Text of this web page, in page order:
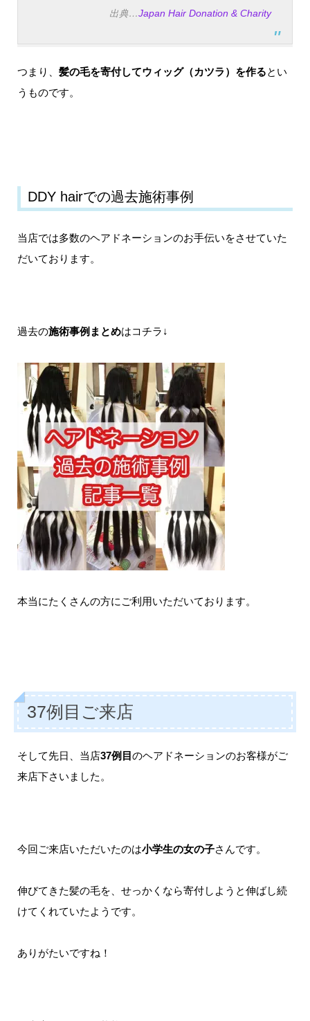
出典…Japan Hair Donation & Charity
つまり、 髪の毛を寄付してウィッグ（カツラ）を作るとい
うものです。
DDY hairでの過去施術事例
当店では多数のヘアドネーションのお手伝いをさせていた
だいております。
過去の施術事例まとめはコチラ↓
本当にたくさんの方にご利用いただいております。
37例目ご来店
そして先日、当店37例目 のヘアドネーションのお客様がご
来店下さいました。
今回ご来店いただいたのは小学生の女の子さんです。
伸びてきた髪の毛を、せっかくなら寄付しようと伸ばし続
けてくれていたようです。
ありがたいですね！